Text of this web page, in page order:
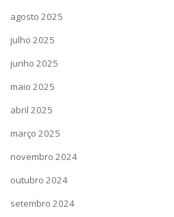
agosto 2025
julho 2025
junho 2025
maio 2025
abril 2025
março 2025
novembro 2024
outubro 2024
setembro 2024